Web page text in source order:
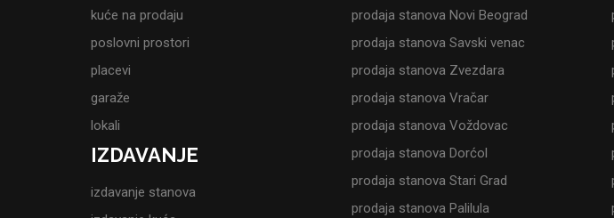
kuće na prodaju
poslovni prostori
placevi
garaže
lokali
IZDAVANJE
izdavanje stanova
prodaja stanova Novi Beograd
prodaja stanova Savski venac
prodaja stanova Zvezdara
prodaja stanova Vračar
prodaja stanova Voždovac
prodaja stanova Dorćol
prodaja stanova Stari Grad
prodaja stanova Palilula